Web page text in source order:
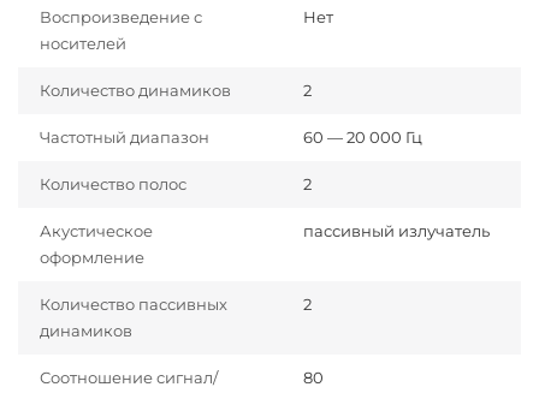
Воспроизведение с
носителей
Нет
Количество динамиков 2
Частотный диапазон 60 — 20 000 Гц
Количество полос 2
Акустическое
оформление
пассивный излучатель
Количество пассивных
динамиков
2
Соотношение сигнал/
80